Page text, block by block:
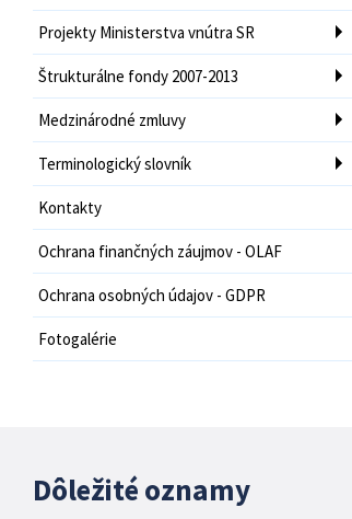
Projekty Ministerstva vnútra SR
Štrukturálne fondy 2007-2013
Medzinárodné zmluvy
Terminologický slovník
Kontakty
Ochrana finančných záujmov - OLAF
Ochrana osobných údajov - GDPR
Fotogalérie
Dôležité oznamy